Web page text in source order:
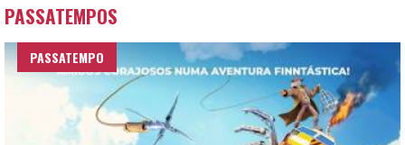
PASSATEMPOS
PASSATEMPO